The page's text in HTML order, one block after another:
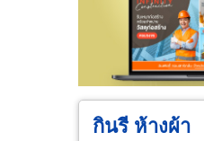
กินรี ห้างผ้า